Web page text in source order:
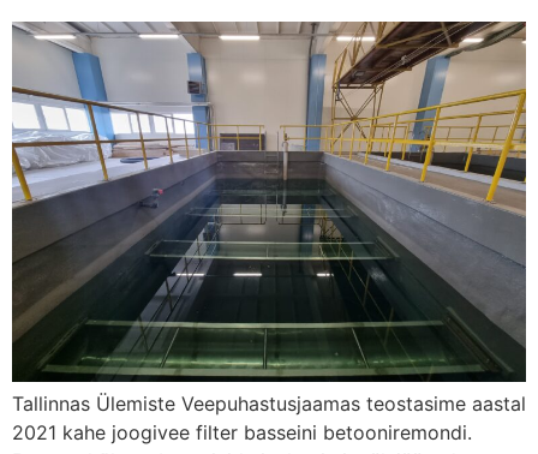
Tallinnas Ülemiste Veepuhastusjaamas teostasime aastal
2021 kahe joogivee filter basseini betooniremondi.